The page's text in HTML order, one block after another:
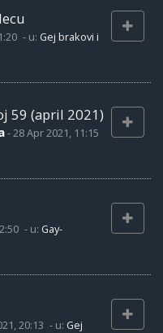
- u: Gej brakovi i
59 (april 2021)
-28 Apr 2021, 11:15
- u: Gay-
20:13 - u: Gej